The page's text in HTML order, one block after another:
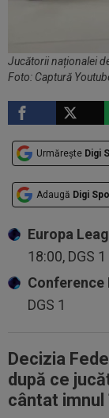
Jucătorii naționalei
Foto: Captură
Urmărește Digi
Adaugă Digi
Europa
18:00, DGS 1
Conference
DGS 1
Decizia
după ce
cântat